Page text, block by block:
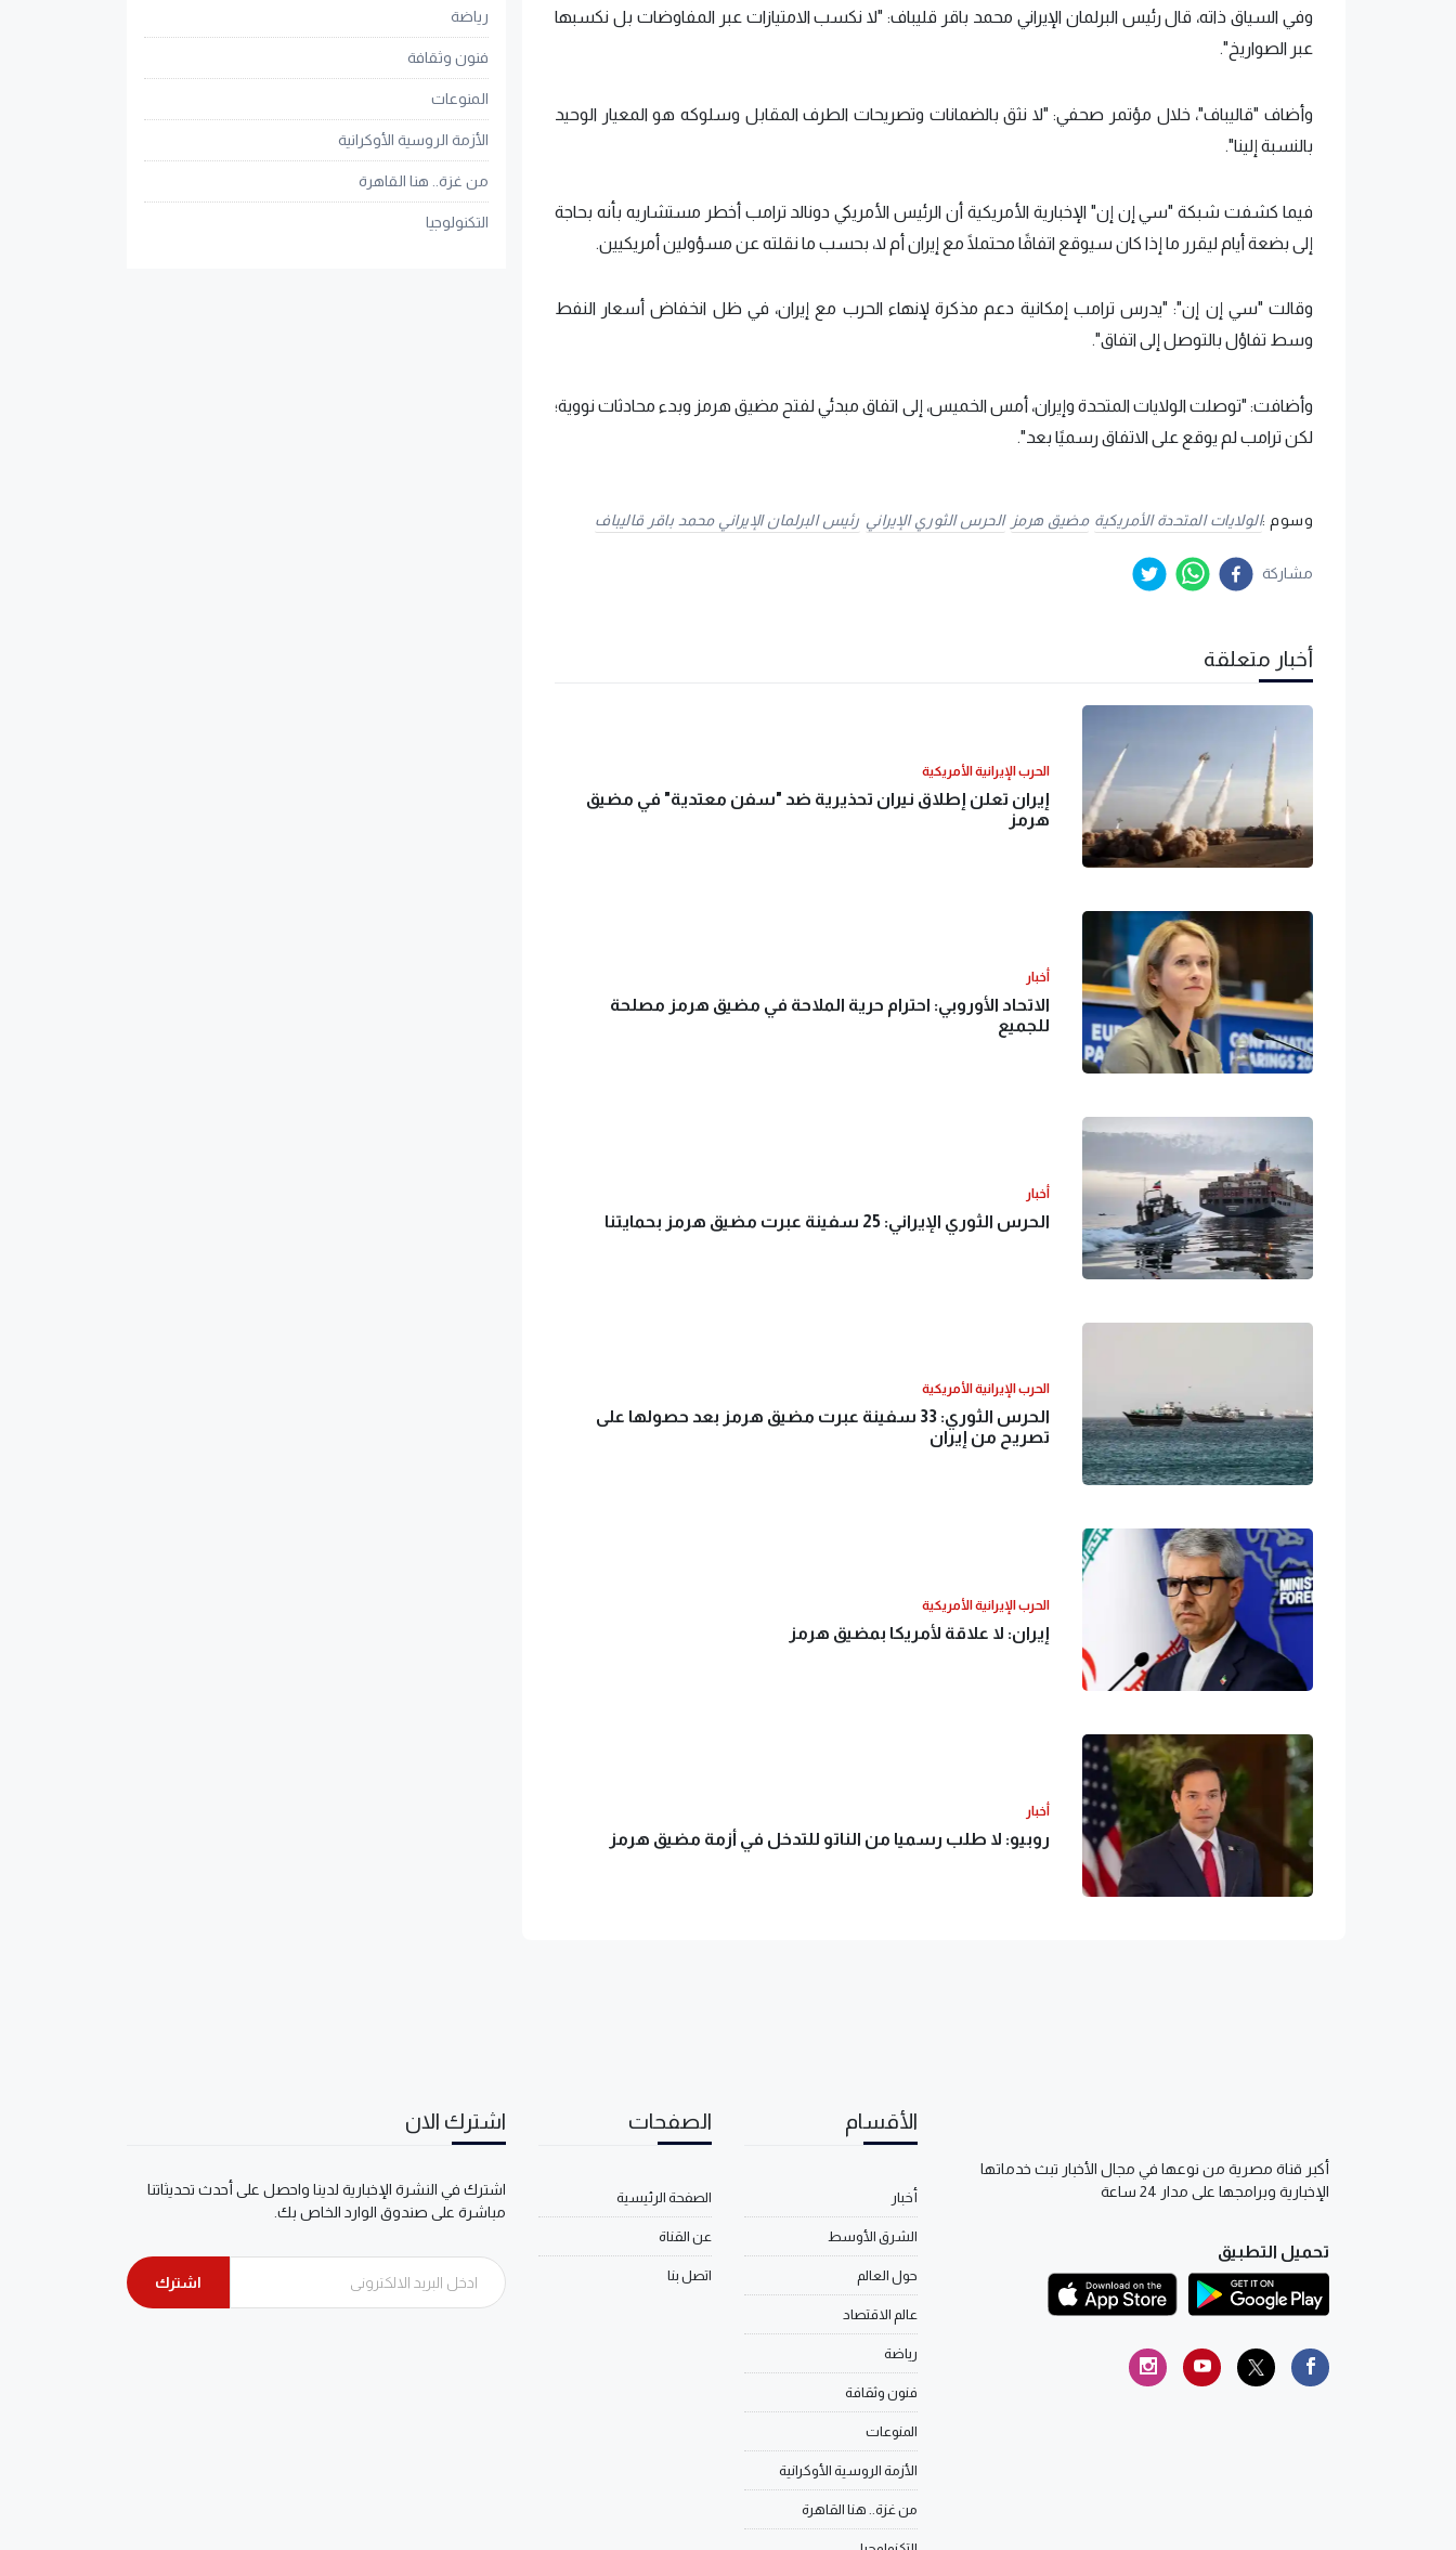
وفي السياق ذاته، قال رئيس البرلمان الإيراني محمد باقر قليباف: "لا نكسب الامتيازات عبر المفاوضات بل نكسبها
عبر الصواريخ".
وأضاف "قاليباف"، خلال مؤتمر صحفي: "لا نثق بالضمانات وتصريحات الطرف المقابل وسلوكه هو المعيار الوحيد
بالنسبة إلينا".
فيما كشفت شبكة "سي إن إن" الإخبارية الأمريكية أن الرئيس الأمريكي دونالد ترامب أخطر مستشاريه بأنه بحاجة
إلى بضعة أيام ليقرر ما إذا كان سيوقع اتفاقًا محتملًا مع إيران أم لا، بحسب ما نقلته عن مسؤولين أمريكيين.
وقالت "سي إن إن": "يدرس ترامب إمكانية دعم مذكرة لإنهاء الحرب مع إيران، في ظل انخفاض أسعار النفط
وسط تفاؤل بالتوصل إلى اتفاق".
وأضافت: "توصلت الولايات المتحدة وإيران، أمس الخميس، إلى اتفاق مبدئي لفتح مضيق هرمز وبدء محادثات نووية؛
لكن ترامب لم يوقع على الاتفاق رسميًا بعد".
وسوم :الولايات المتحدة الأمريكية مضيق هرمز الحرس الثوري الإيراني رئيس البرلمان الإيراني محمد باقر قاليباف
مشاركة
أخبار متعلقة
الحرب الإيرانية الأمريكية
إيران تعلن إطلاق نيران تحذيرية ضد "سفن معتدية" في مضيق
هرمز
أخبار
الاتحاد الأوروبي: احترام حرية الملاحة في مضيق هرمز مصلحة
للجميع
أخبار
الحرس الثوري الإيراني: 25 سفينة عبرت مضيق هرمز بحمايتنا
الحرب الإيرانية الأمريكية
الحرس الثوري: 33 سفينة عبرت مضيق هرمز بعد حصولها على
تصريح من إيران
الحرب الإيرانية الأمريكية
إيران: لا علاقة لأمريكا بمضيق هرمز
أخبار
روبيو: لا طلب رسميا من الناتو للتدخل في أزمة مضيق هرمز
رياضة
فنون وثقافة
المنوعات
الأزمة الروسية الأوكرانية
من غزة.. هنا القاهرة
التكنولوجيا
أكبر قناة مصرية من نوعها في مجال الأخبار تبث خدماتها
الإخبارية وبرامجها على مدار 24 ساعة
تحميل التطبيق
الأقسام
أخبار
الشرق الأوسط
حول العالم
عالم الاقتصاد
رياضة
فنون وثقافة
المنوعات
الأزمة الروسية الأوكرانية
من غزة.. هنا القاهرة
الصفحات
الصفحة الرئيسية
عن القناة
اتصل بنا
اشترك الان
اشترك في النشرة الإخبارية لدينا واحصل على أحدث تحديثاتنا
مباشرة على صندوق الوارد الخاص بك.
اشترك